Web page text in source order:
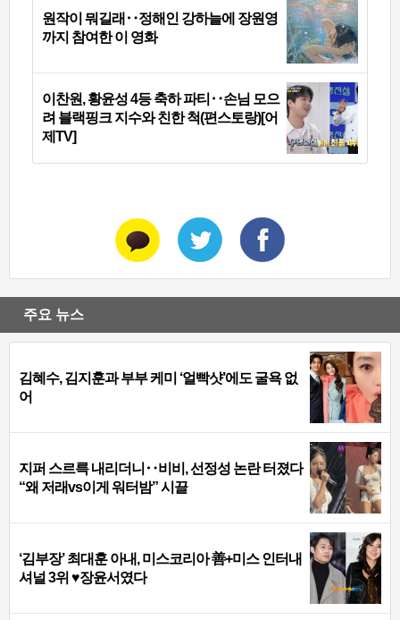
원작이 뭐길래‥정해인 강하늘에 장원영
까지 참여한 이 영화
이찬원, 황윤성 4등 축하 파티‥손님 모으
려 블랙핑크 지수와 친한 척(편스토랑)[어
제TV]
주요 뉴스
김혜수, 김지훈과 부부 케미 ‘얼빡샷’에도 굴욕 없
어
지퍼 스르륵 내리더니‥비비, 선정성 논란 터졌다
“왜 저래vs이게 워터밤” 시끌
‘김부장’ 최대훈 아내, 미스코리아 善+미스 인터내
셔널 3위 ♥장윤서였다